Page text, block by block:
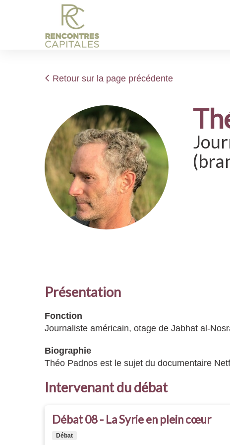
Retour sur la page précédente
Présentation
Fonction
Journaliste américain, otage de Jabhat al-
Biographie
Théo Padnos est le sujet du documentaire
Intervenant du débat
Débat 08 - La Syrie en plein cœur
Débat